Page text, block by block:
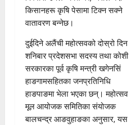
किसानहरू कृषि पेसामा टिक्न सक्ने
वातावरण बन्नेछ।
दुईदिने अलैंची महोत्सवको दोस्रो दिन
शनिबार प्रदेशसभा सदस्य तथा कोशी
सरकारका पूर्व कृषि मन्त्री खगेनसिं
हाङगामसहितका जनप्रतिनिधि
हाङपाङमा भेला भएका छन्। महोत्सव
मूल आयोजक समितिका संयोजक
बालचन्द्र आङवुहाङका अनुसार, यस